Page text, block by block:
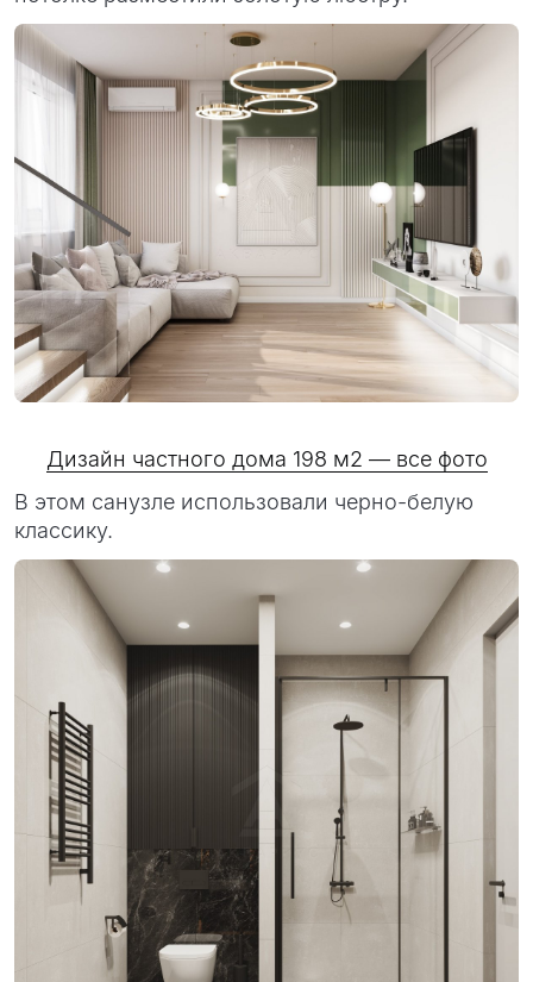
Дизайн частного дома 198 м2 — все фото
В этом санузле использовали черно-белую
классику.